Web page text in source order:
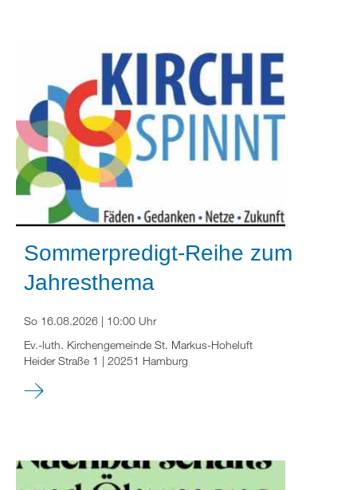
Sommerpredigt-Reihe zum
Jahresthema
So 16.08.2026 | 10:00 Uhr
Ev.-luth. Kirchengemeinde St. Markus-Hoheluft
Heider Straße 1 | 20251 Hamburg